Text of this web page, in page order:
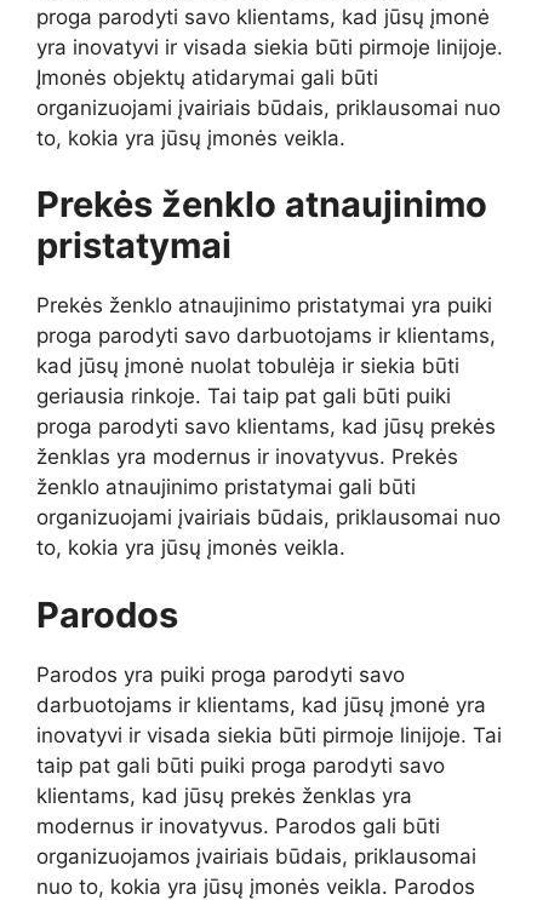
proga parodyti savo klientams, kad jūsų įmonė
yra inovatyvi ir visada siekia būti pirmoje linijoje.
Įmonės objektų atidarymai gali būti
organizuojami įvairiais būdais, priklausomai nuo
to, kokia yra jūsų įmonės veikla.
Prekės ženklo atnaujinimo
pristatymai
Prekės ženklo atnaujinimo pristatymai yra puiki
proga parodyti savo darbuotojams ir klientams,
kad jūsų įmonė nuolat tobulėja ir siekia būti
geriausia rinkoje. Tai taip pat gali būti puiki
proga parodyti savo klientams, kad jūsų prekės
ženklas yra modernus ir inovatyvus. Prekės
ženklo atnaujinimo pristatymai gali būti
organizuojami įvairiais būdais, priklausomai nuo
to, kokia yra jūsų įmonės veikla.
Parodos
Parodos yra puiki proga parodyti savo
darbuotojams ir klientams, kad jūsų įmonė yra
inovatyvi ir visada siekia būti pirmoje linijoje. Tai
taip pat gali būti puiki proga parodyti savo
klientams, kad jūsų prekės ženklas yra
modernus ir inovatyvus. Parodos gali būti
organizuojamos įvairiais būdais, priklausomai
nuo to, kokia yra jūsų įmonės veikla. Parodos